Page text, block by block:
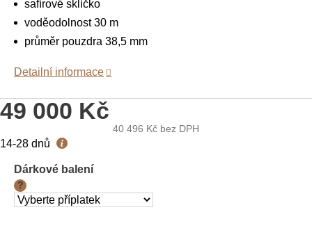
49 000 Kč
40 496 Kč bez DPH
Měrná
14-28 dnů
Dárkové balení
?
safírové sklíčko
voděodolnost 30 m
průměr pouzdra 38,5 mm
Detailní informace